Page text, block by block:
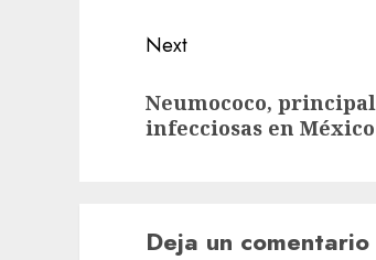
Next
Neumococo,
infecciosas en
Deja un comentario